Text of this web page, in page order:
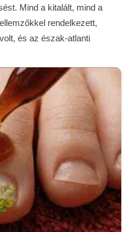
Mind a kitalált, mind a
rendelkezett,
és az észak-atlanti